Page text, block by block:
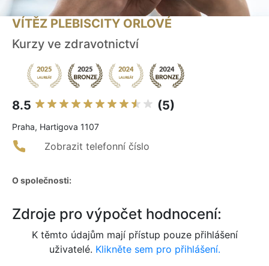
VÍTĚZ PLEBISCITY ORLOVÉ
Kurzy ve zdravotnictví
8.5 (5)
Praha, Hartigova 1107
Zobrazit telefonní číslo
O společnosti:
Zdroje pro výpočet hodnocení:
K těmto údajům mají přístup pouze přihlášení
uživatelé. Klikněte sem pro přihlášení.